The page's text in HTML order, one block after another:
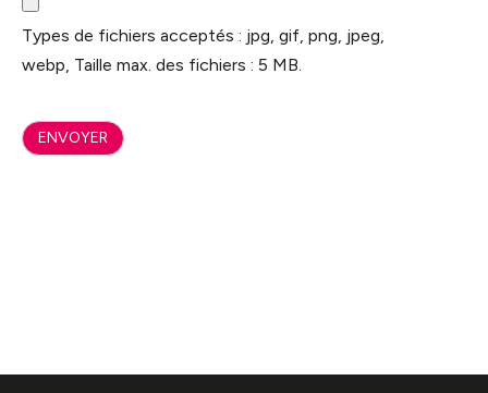
Types de fichiers acceptés : jpg, gif, png, jpeg,
webp, Taille max. des fichiers : 5 MB.